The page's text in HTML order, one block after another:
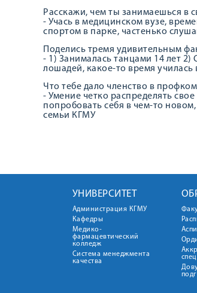
Расскажи, чем ты занимаешься в
- Учась в медицинском вузе,
спортом в парке, частенько
Поделись тремя удивительным
- 1) Занималась танцами 14 лет
лошадей, какое-то время училась
Что тебе дало членство в
- Умение четко распределять
попробовать себя в чем-то
семьи КГМУ
УНИВЕРСИТЕТ
Администрация КГМУ
Кафедры
Медико-
фармацевтический
колледж
Система менеджмента
качества